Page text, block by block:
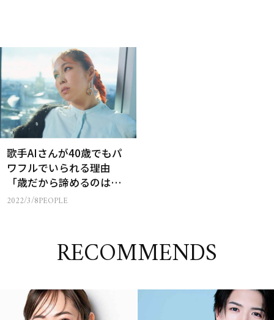
歌手AIさんが40歳でもパ
ワフルでいられる理由
「歳だから諦めるのはも
ったいない」
2022/3/8PEOPLE
RECOMMENDS